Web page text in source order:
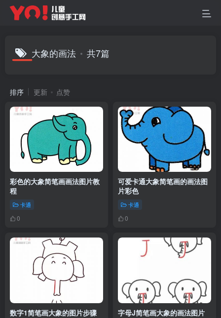
大象的画法 共7篇
排序 更新 点赞
彩色的大象简笔画画法图片教
程
卡通
0
可爱卡通大象简笔画的画法图
片彩色
卡通
0
数字1简笔画大象的图片步骤 字母J简笔画大象的画法图片